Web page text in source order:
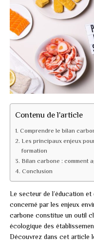
Contenu de l'article
Comprendre le bilan
Les principaux enjeux
formation
Bilan carbone : comment
Conclusion
Le secteur de l’éducation
concerné par les enjeux
carbone constitue un outil
écologique des
Découvrez dans cet article